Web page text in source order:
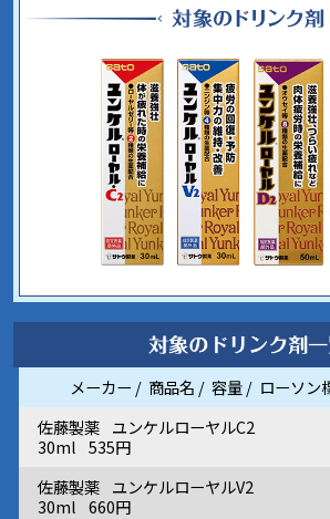
メーカー 商品名 容量
ローソン
佐藤製薬 ユンケルローヤルC2
30ml 535円
佐藤製薬 ユンケルローヤルV2
30ml 660円